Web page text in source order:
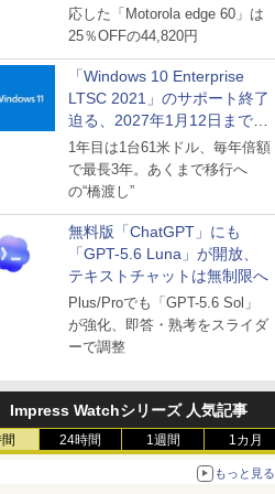
応した「Motorola edge 60」は
25％OFFの44,820円
「Windows 10 Enterprise
LTSC 2021」のサポート終了
迫る、2027年1月12日まで
～ESUは9月1日から販売
1年目は1台61米ドル、毎年倍額
で最長3年。あくまで移行へ
の“橋渡し”
無料版「ChatGPT」にも
「GPT-5.6 Luna」が開放、
テキストチャットは無制限へ
Plus/Proでも「GPT-5.6 Sol」
が強化、即答・熟考をスライダ
ーで調整
Impress Watchシリーズ 人気記事
24時間 1週間 1カ月
もっと見る